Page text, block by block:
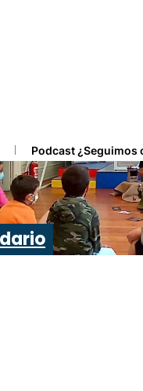
Podcast ¿Seguimos